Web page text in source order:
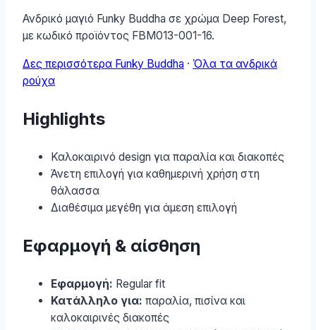
Ανδρικό μαγιό Funky Buddha σε χρώμα Deep Forest,
με κωδικό προϊόντος FBM013-001-16.
Δες περισσότερα Funky Buddha · Όλα τα ανδρικά
ρούχα
Highlights
Καλοκαιρινό design για παραλία και διακοπές
Άνετη επιλογή για καθημερινή χρήση στη
θάλασσα
Διαθέσιμα μεγέθη για άμεση επιλογή
Εφαρμογή & αίσθηση
Εφαρμογή: Regular fit
Κατάλληλο για: παραλία, πισίνα και
καλοκαιρινές διακοπές